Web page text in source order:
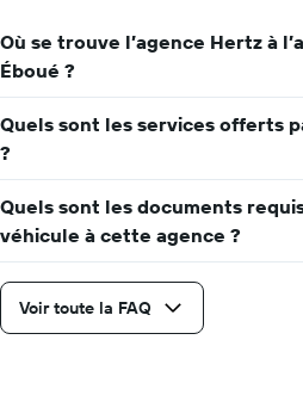
Où se trouve l’agence Hertz à
Éboué ?
Quels sont les services offerts
?
Quels sont les documents
véhicule à cette agence ?
Voir toute la FAQ